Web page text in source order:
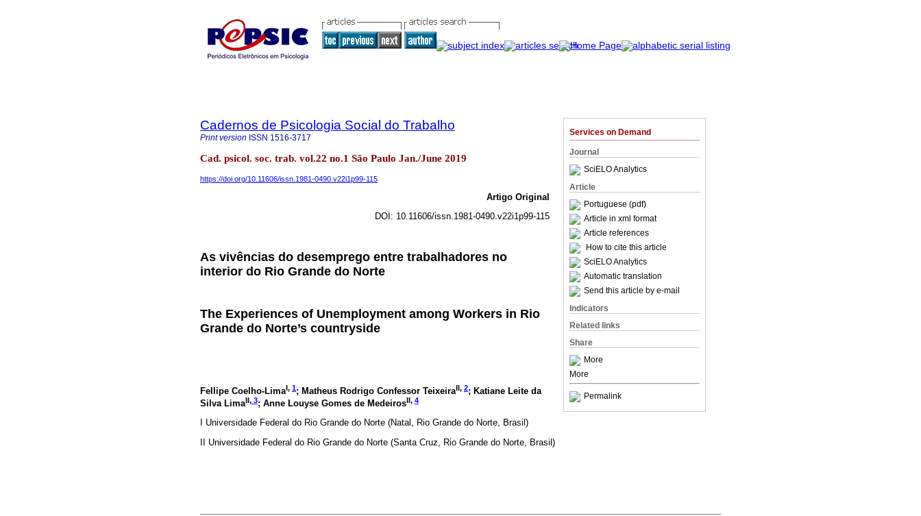
Services on Demand
Journal
SciELO Analytics
Article
Portuguese (pdf)
Article in xml format
Article references
How to cite this article
SciELO Analytics
Automatic translation
Send this article by e-mail
Indicators
Related links
Share
More
More
Permalink
Cadernos de Psicologia Social do Trabalho
Print version ISSN 1516-3717
Cad. psicol. soc. trab. vol.22 no.1 São Paulo Jan./June 2019
https://doi.org/10.11606/issn.1981-0490.v22i1p99-115
Artigo Original
DOI: 10.11606/issn.1981-0490.v22i1p99-115
As vivências do desemprego entre trabalhadores no
interior do Rio Grande do Norte
The Experiences of Unemployment among Workers in Rio
Grande do Norte’s countryside
Fellipe Coelho-LimaI, 1; Matheus Rodrigo Confessor TeixeiraII, 2; Katiane Leite da
Silva LimaII, 3; Anne Louyse Gomes de MedeirosII, 4
I Universidade Federal do Rio Grande do Norte (Natal, Rio Grande do Norte, Brasil)
II Universidade Federal do Rio Grande do Norte (Santa Cruz, Rio Grande do Norte, Brasil)